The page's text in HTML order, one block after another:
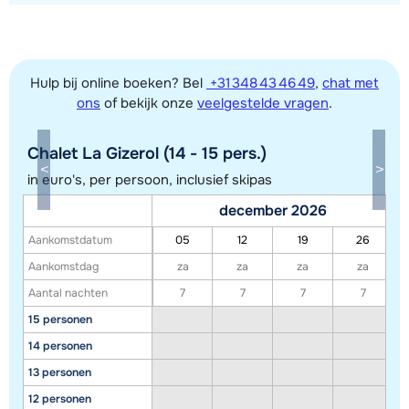
Toon alle accommodaties in dit gebied
Deze kaart geeft een indicatie van de ligging van onze accommodaties. De
exacte locatie kan enigszins afwijken.
Hulp bij online boeken? Bel +31 348 43 46 49, chat met
ons of bekijk onze veelgestelde vragen.
Chalet La Gizerol (14 - 15 pers.)
in euro's, per persoon, inclusief skipas
Aankomstdatum
Aankomstdag
Aantal nachten
15 personen
14 personen
13 personen
12 personen
december 2026
05 12 19
26
za
za za
za
7
7 7 7